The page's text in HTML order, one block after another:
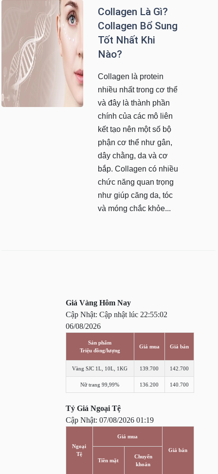
Collagen Là Gì?
Collagen Bổ Sung
Tốt Nhất Khi
Nào?
Collagen là protein
nhiều nhất trong cơ thể
và đây là thành phần
chính của các mô liên
kết tạo nên một số bộ
phận cơ thể như gân,
dây chằng, da và cơ
bắp. Collagen có nhiều
chức năng quan trọng
như giúp căng da, tóc
và móng chắc khỏe...
Giá Vàng Hôm Nay
Cập Nhật: Cập nhật lúc 22:55:02
06/08/2026
Sản phẩm
Triệu đồng/lượng
Giá mua Giá bán
Vàng SJC 1L, 10L, 1KG 139.700 142.700
Nữ trang 99,99% 136.200 140.700
Tỷ Giá Ngoại Tệ
Cập Nhật: 07/08/2026 01:19
Ngoại
Tệ
Giá mua
Giá bán
Tiền mặt
Chuyển
khoản